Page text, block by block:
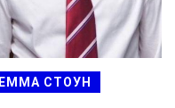
ЕММА СТОУН